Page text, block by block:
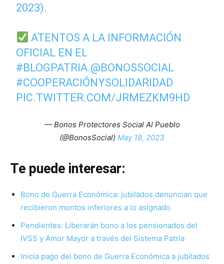
2023).
ATENTOS A LA INFORMACIÓN
OFICIAL EN EL
#BLOGPATRIA.@BONOSSOCIAL
#COOPERACIÓNYSOLIDARIDAD
PIC.TWITTER.COM/JRMEZKM9HD
— Bonos Protectores Social Al Pueblo
(@BonosSocial) May 18, 2023
Te puede interesar:
Bono de Guerra Económica: jubilados denuncian que
recibieron montos inferiores a lo asignado
Pendientes: Liberarán bono a los pensionados del
IVSS y Amor Mayor a través del Sistema Patria
Inicia pago del bono de Guerra Económica a jubilados